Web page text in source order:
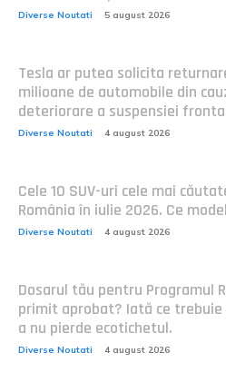
Diverse Noutati 5 august 2026
Tesla ar putea solicita
milioane de automobile din
deteriorare a suspensiei
Diverse Noutati 4 august 2026
Cele 10 SUV-uri cele mai
România în iulie 2026. Ce
Diverse Noutati 4 august 2026
Dosarul tău pentru Programul
primit aprobat? Iată ce
a nu pierde ecotichetul.
Diverse Noutati 4 august 2026